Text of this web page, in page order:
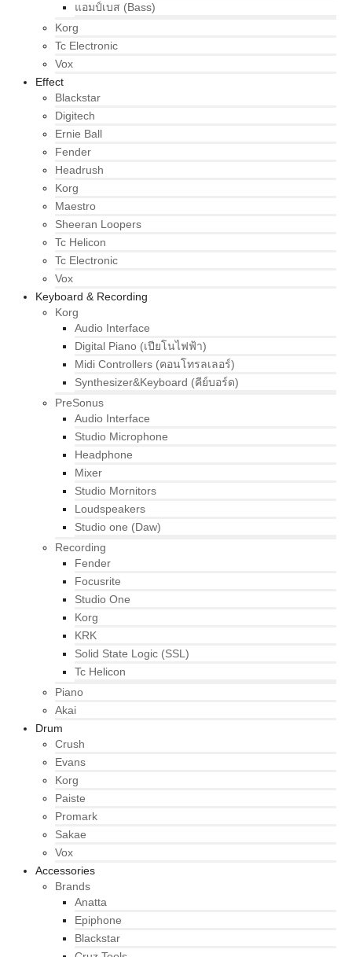
แอมป์เบส (Bass)
Korg
Tc Electronic
Vox
Effect
Blackstar
Digitech
Ernie Ball
Fender
Headrush
Korg
Maestro
Sheeran Loopers
Tc Helicon
Tc Electronic
Vox
Keyboard & Recording
Korg
Audio Interface
Digital Piano (เปียโนไฟฟ้า)
Midi Controllers (คอนโทรลเลอร์)
Synthesizer&Keyboard (คีย์บอร์ด)
PreSonus
Audio Interface
Studio Microphone
Headphone
Mixer
Studio Mornitors
Loudspeakers
Studio one (Daw)
Recording
Fender
Focusrite
Studio One
Korg
KRK
Solid State Logic (SSL)
Tc Helicon
Piano
Akai
Drum
Crush
Evans
Korg
Paiste
Promark
Sakae
Vox
Accessories
Brands
Anatta
Epiphone
Blackstar